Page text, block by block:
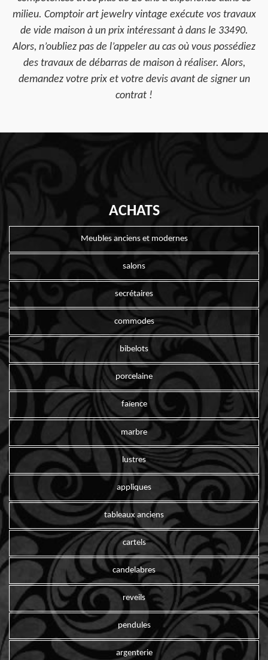
milieu. Comptoir art jewelry vintage exécute vos travaux
de vide maison à un prix intéressant à dans le 33490.
Alors, n’oubliez pas de l’appeler au cas où vous possédiez
des travaux de débarras de maison à réaliser. Alors,
demandez votre prix et votre devis avant de signer un
contrat !
ACHATS
Meubles anciens et modernes
salons
secrétaires
commodes
bibelots
porcelaine
faïence
marbre
lustres
appliques
tableaux anciens
cartels
candelabres
reveils
pendules
argenterie